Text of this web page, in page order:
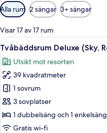
Tillgängliga
filter
för
rum
Alla rum 2 sängar 3+ sängar
Visar 17 av 17 rum
Öppna
alla
foton
för
Tvåbäddsrum
Deluxe
(Sky,
Road
4
Tvåbäddsrum Deluxe (Sky,
Utsikt mot resorten
39 kvadratmeter
1 sovrum
3 sovplatser
1 dubbelsäng och 1 enkelsäng
Gratis wi-fi